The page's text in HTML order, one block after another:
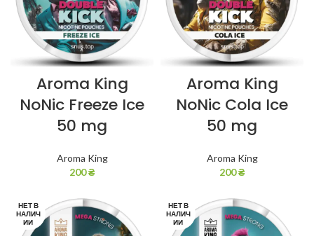
Aroma King
NoNic Freeze Ice
50 mg
Aroma King
200₴
Aroma King
NoNic Cola Ice
50 mg
Aroma King
200₴
НЕТ В
НАЛИЧ
ИИ
НЕТ В
НАЛИЧ
ИИ